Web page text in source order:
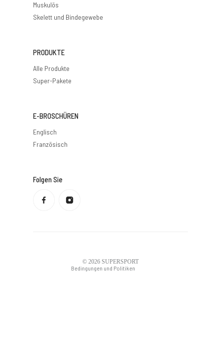
Muskulös
Skelett und Bindegewebe
PRODUKTE
Alle Produkte
Super-Pakete
E-BROSCHÜREN
Englisch
Französisch
Folgen Sie
© 2026 SUPERSPORT
Bedingungen und Politiken
Datenschutzbestimmungen
Rückerstattungsrichtlinie